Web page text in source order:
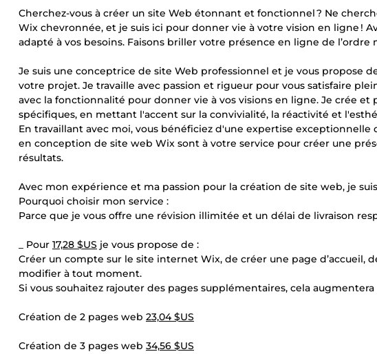
Cherchez-vous à créer un site Web étonnant et fonctionnel ? Ne
Wix chevronnée, et je suis ici pour donner vie à votre vision en ligne !
adapté à vos besoins. Faisons briller votre présence en ligne de l’ordre
Je suis une conceptrice de site Web professionnel et je vous propose
votre projet. Je travaille avec passion et rigueur pour vous satisfaire
avec la fonctionnalité pour donner vie à vos visions en ligne. Je crée
spécifiques, en mettant l'accent sur la convivialité, la réactivité et
En travaillant avec moi, vous bénéficiez d'une expertise
en conception de site web Wix sont à votre service pour créer une
résultats.
Avec mon expérience et ma passion pour la création de site web, je
Pourquoi choisir mon service :
Parce que je vous offre une révision illimitée et un délai de livraison
_ Pour 17,28 $US je vous propose de :
Créer un compte sur le site internet Wix, de créer une page d’accueil,
modifier à tout moment.
Si vous souhaitez rajouter des pages supplémentaires, cela augmentera
Création de 2 pages web 23,04 $US
Création de 3 pages web 34,56 $US